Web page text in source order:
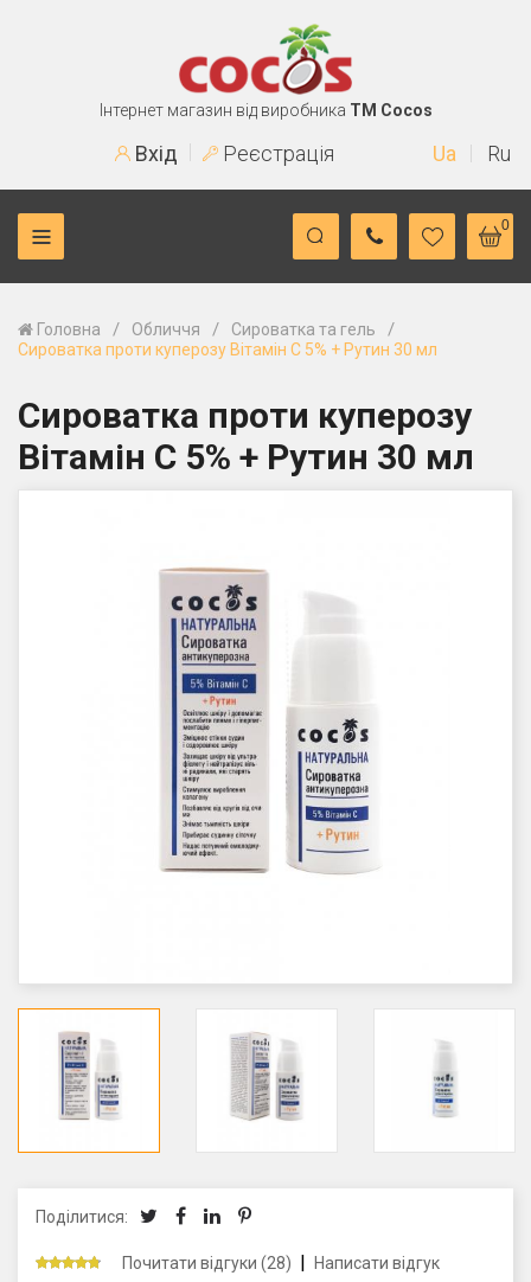
Інтернет магазин від виробника TM Cocos
Вхід Реєстрація Ua Ru
0
Головна / Обличчя / Сироватка та гель /
Сироватка проти куперозу Вітамін С 5% + Рутин 30 мл
Сироватка проти куперозу
Вітамін С 5% + Рутин 30 мл
Поділитися:
Почитати відгуки (28) | Написати відгук